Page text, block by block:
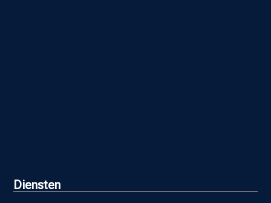
Diensten